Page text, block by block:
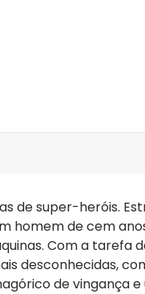
de super-heróis.
homem de cem
Com a tarefa
desconhecidas,
de vingança